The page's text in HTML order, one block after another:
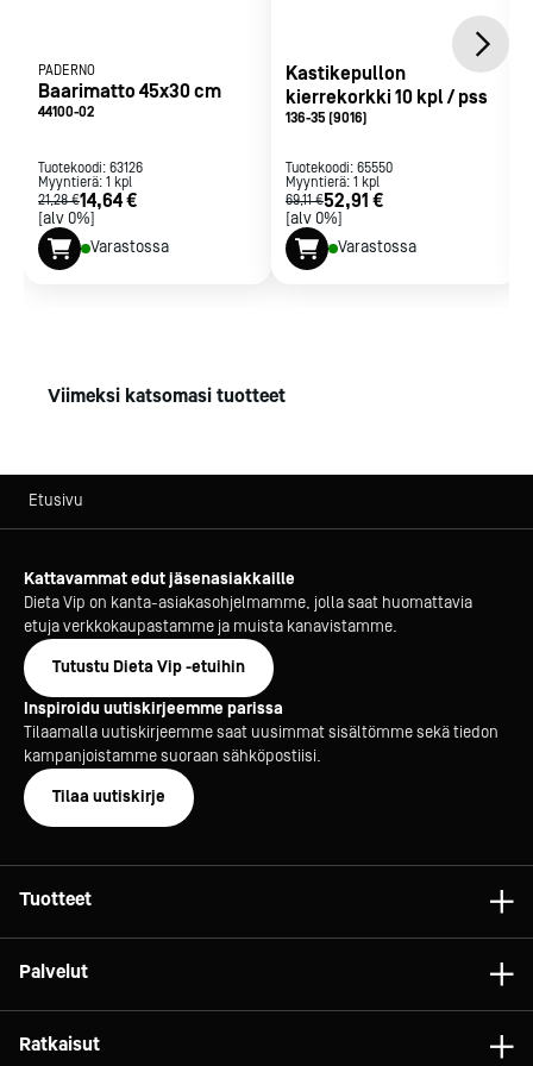
PADERNO
Baarimatto 45x30 cm
44100-02
Tuotekoodi: 63126
Myyntierä: 1 kpl
21,28 €14,64 €
[alv 0%]
Varastossa
Kastikepullon
kierrekorkki 10 kpl / pss
136-35 (9016)
Tuotekoodi: 65550
Myyntierä: 1 kpl
69,11 €52,91 €
[alv 0%]
Varastossa
Viimeksi katsomasi tuotteet
Etusivu
Kattavammat edut jäsenasiakkaille
Dieta Vip on kanta-asiakasohjelmamme, jolla saat huomattavia
etuja verkkokaupastamme ja muista kanavistamme.
Tutustu Dieta Vip -etuihin
Inspiroidu uutiskirjeemme parissa
Tilaamalla uutiskirjeemme saat uusimmat sisältömme sekä tiedon
kampanjoistamme suoraan sähköpostiisi.
Tilaa uutiskirje
Tuotteet
Tarvikkeet
Palvelut
Konsultointi
Ratkaisut